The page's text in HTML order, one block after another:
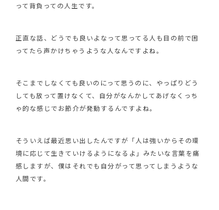
って背負っての人生です。
正直な話、どうでも良いよなって思ってる人も目の前で困
ってたら声かけちゃうような人なんですよね。
そこまでしなくても良いのにって思うのに、やっぱりどう
しても放って置けなくて、自分がなんかしてあげなくっち
ゃ的な感じでお節介が発動するんですよね。
そういえば最近思い出したんですが「人は強いからその環
境に応じて生きていけるようになるよ」みたいな言葉を痛
感しますが、僕はそれでも自分がって思ってしまうような
人間です。